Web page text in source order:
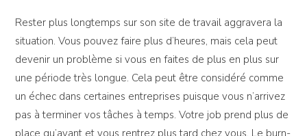
Rester plus longtemps sur son site de travail aggravera la
situation. Vous pouvez faire plus d’heures, mais cela peut
devenir un problème si vous en faites de plus en plus sur
une période très longue. Cela peut être considéré comme
un échec dans certaines entreprises puisque vous n’arrivez
pas à terminer vos tâches à temps. Votre job prend plus de
place qu’avant et vous rentrez plus tard chez vous. Le burn-